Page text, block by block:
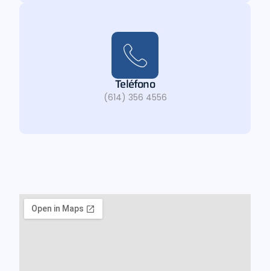
Teléfono
(614) 356 4556